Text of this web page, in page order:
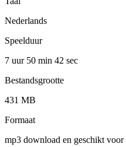
Nederlands
Speelduur
7 uur 50 min 42 sec
Bestandsgrootte
431 MB
Formaat
mp3 download en geschikt